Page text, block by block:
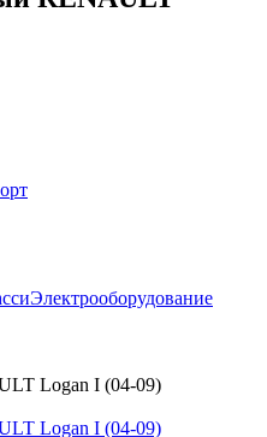
Электрооборудование
Logan I (04-09)